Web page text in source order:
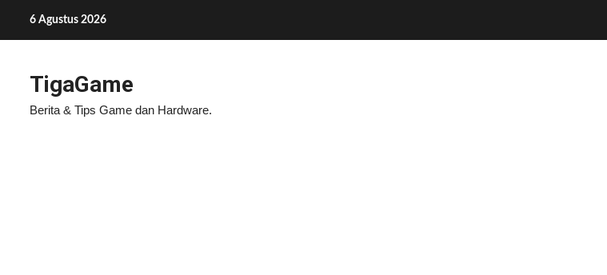
content
6 Agustus 2026
TigaGame
Berita & Tips Game dan Hardware.